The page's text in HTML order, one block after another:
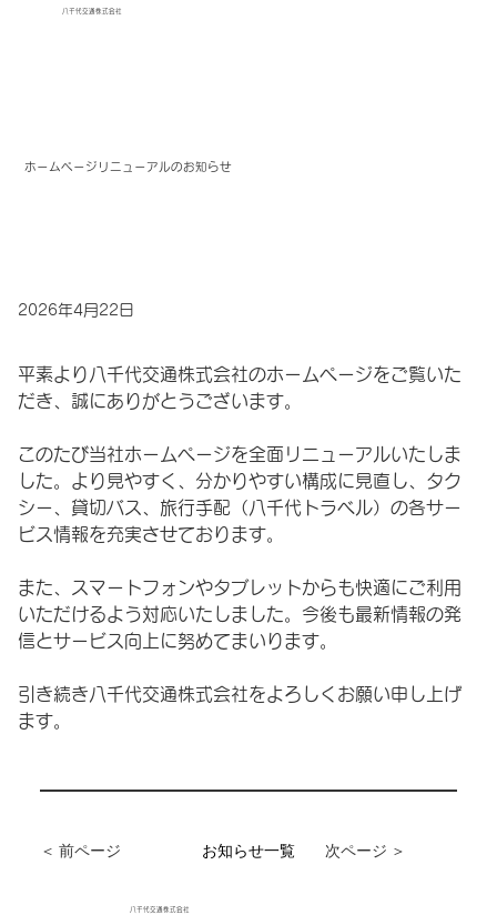
八千代交通株式会社
ホームページリニューアルのお知らせ
2026年4月22日
平素より八千代交通株式会社のホームページをご覧いた
だき、誠にありがとうございます。
このたび当社ホームページを全面リニューアルいたしま
した。より見やすく、分かりやすい構成に見直し、タク
シー、貸切バス、旅行手配（八千代トラベル）の各サー
ビス情報を充実させております。
また、スマートフォンやタブレットからも快適にご利用
いただけるよう対応いたしました。今後も最新情報の発
信とサービス向上に努めてまいります。
引き続き八千代交通株式会社をよろしくお願い申し上げ
ます。
次ページ ＞
＜ 前ページ お知らせ一覧
八千代交通株式会社